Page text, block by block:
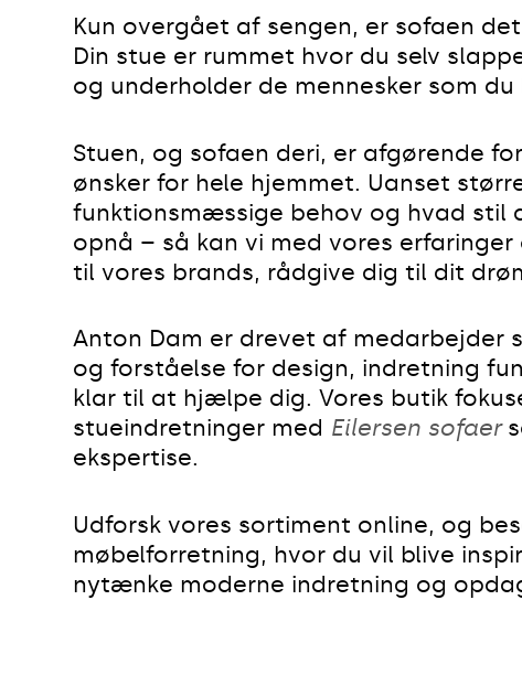
Kun overgået af sengen, er sofaen
Din stue er rummet hvor du selv
og underholder de mennesker som
Stuen, og sofaen deri, er afgørende
ønsker for hele hjemmet. Uanset
funktionsmæssige behov og hvad stil
opnå – så kan vi med vores
til vores brands, rådgive dig til dit
Anton Dam er drevet af medarbejder
og forståelse for design, indretning
klar til at hjælpe dig. Vores butik
stueindretninger med Eilersen sofaer
ekspertise.
Udforsk vores sortiment online, og
møbelforretning, hvor du vil blive
nytænke moderne indretning og